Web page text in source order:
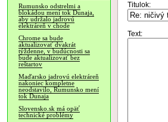
Rumunsko odstrelmi a
blokádou mení tok Dunaja,
aby udržalo jadrovú
elektráreň v chode
Chrome sa bude
aktualizovať dvakrát
týždenne, v budúcnosti sa
bude aktualizovať bez
reštartov
Maďarsko jadrovú elektráreň
nakoniec kompletne
neodstavilo, Rumunsko mení
tok Dunaja
Slovensko.sk má opäť
technické problémy
Titulok:
Text: